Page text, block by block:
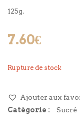
125g.
7.60€
Rupture de stock
Ajouter aux
Catégorie :
Sucré